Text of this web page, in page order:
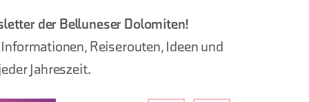
der Belluneser Dolomiten!
Reiserouten, Ideen und
Jahreszeit.